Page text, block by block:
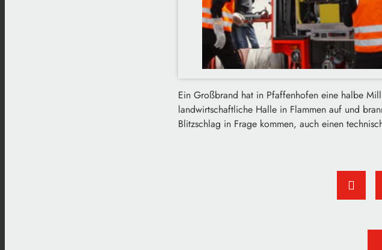
Ein Großbrand hat in Pfaffenhofen eine halbe
landwirtschaftliche Halle in Flammen auf und
Blitzschlag in Frage kommen, auch einen